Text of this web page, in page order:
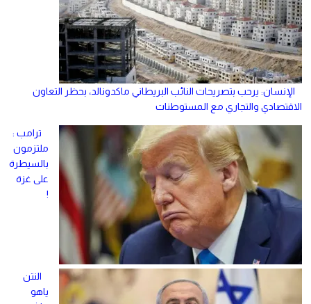
الإنسان: يرحب بتصريحات النائب البريطاني ماكدونالد، بحظر التعاون
الاقتصادي والتجاري مع المستوطنات
ترامب :
ملتزمون
بالسيطرة
على غزة
!
النتن
ياهو